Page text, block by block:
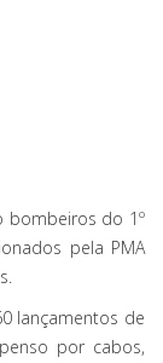
bombeiros do 1º
pela PMA
lançamentos de
por cabos,